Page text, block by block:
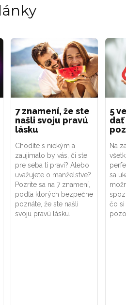
7 znamení, že ste
našli svoju pravú
lásku
Chodíte s niekým a
zaujímalo by vás, či ste
pre seba tí praví? Alebo
uvažujete o manželstve?
Pozrite sa na 7 znamení,
podľa ktorých bezpečne
poznáte, že ste našli
svoju pravú lásku.
5
dať
Na
sa
čo si